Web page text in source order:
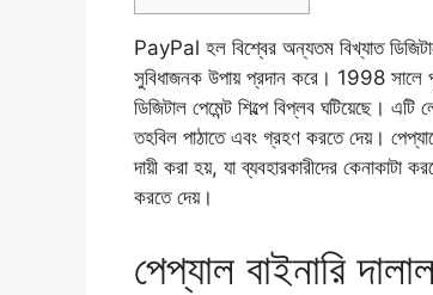
PayPal হল বিশ্বের অন্যতম বিখ্যাত ডিজিটাল
সুবিধাজনক উপায় প্রদান করে। 1998 সালে
ডিজিটাল পেমেন্ট শিল্পে বিপ্লব ঘটিয়েছে।
তহবিল পাঠাতে এবং গ্রহণ করতে দেয়।
দায়ী করা হয়, যা ব্যবহারকারীদের কেনাকাটা
করতে দেয়।
পেপ্যাল ​​বাইনারি